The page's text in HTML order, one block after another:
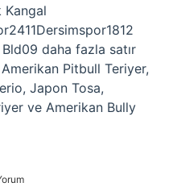
Kangal
daha fazla satır
Pitbull Teriyer,
Japon Tosa,
ve Amerikan Bully